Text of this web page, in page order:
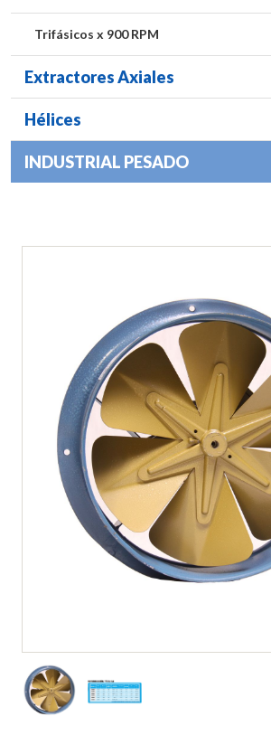
Trifásicos x 900 RPM
Extractores Axiales
Hélices
INDUSTRIAL PESADO